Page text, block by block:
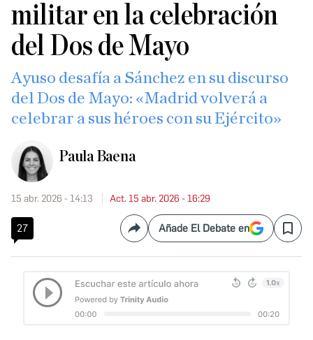
militar en la celebración
del Dos de Mayo
Ayuso desafía a Sánchez en su discurso
del Dos de Mayo: «Madrid volverá a
celebrar a sus héroes con su Ejército»
Paula Baena
15 abr. 2026 - 14:13 Act. 15 abr. 2026 - 16:29
27 CompartirAñade El Debate en Save